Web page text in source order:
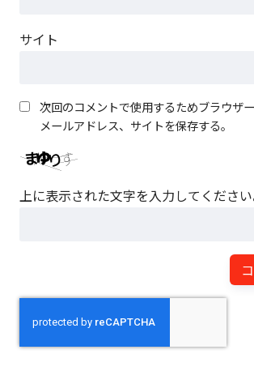
サイト
次回のコメントで使用するためブラウザ
メールアドレス、サイトを保存する。
上に表示された文字を入力してください